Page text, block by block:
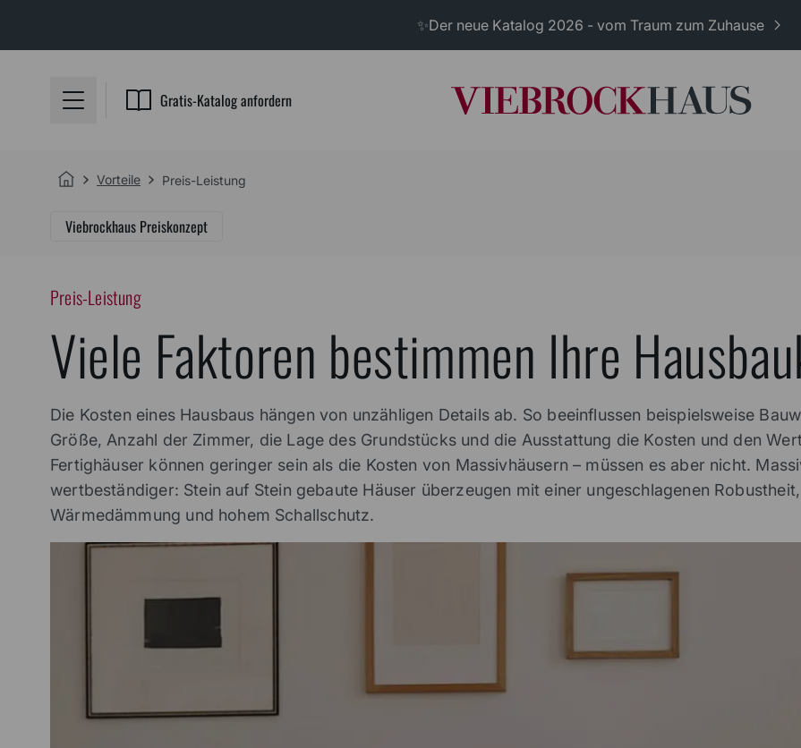
✨Der neue Katalog 2026 - vom Traum zum Zuhause
Gratis-Katalog anfordern
Vorteile Preis-Leistung
Viebrockhaus Preiskonzept
Preis-Leistung
Viele Faktoren bestimmen Ihre
Die Kosten eines Hausbaus hängen von unzähligen Details ab. So beeinflussen beispielsweise
Größe, Anzahl der Zimmer, die Lage des Grundstücks und die Ausstattung die Kosten und den
Fertighäuser können geringer sein als die Kosten von Massivhäusern – müssen es aber nicht.
wertbeständiger: Stein auf Stein gebaute Häuser überzeugen mit einer ungeschlagenen
Wärmedämmung und hohem Schallschutz.